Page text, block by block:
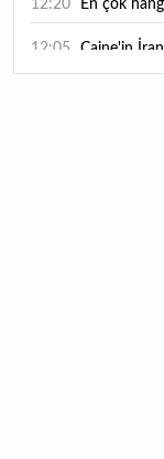
12:20 En çok
12:05 Caine'in İran